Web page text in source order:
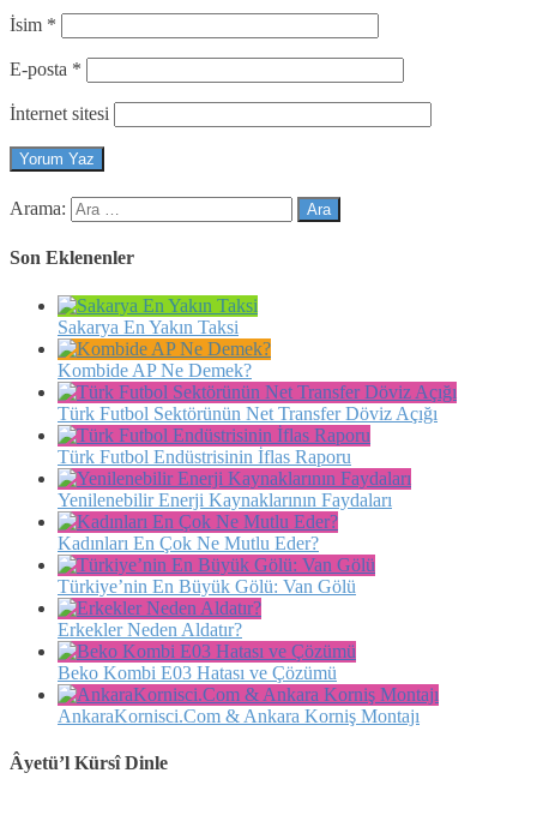
İsim *
E-posta *
İnternet sitesi
Arama:
Son Eklenenler
Sakarya En Yakın Taksi
Kombide AP Ne Demek?
Türk Futbol Sektörünün Net Transfer Döviz Açığı
Türk Futbol Endüstrisinin İflas Raporu
Yenilenebilir Enerji Kaynaklarının Faydaları
Kadınları En Çok Ne Mutlu Eder?
Türkiye’nin En Büyük Gölü: Van Gölü
Erkekler Neden Aldatır?
Beko Kombi E03 Hatası ve Çözümü
AnkaraKornisci.Com & Ankara Korniş Montajı
Âyetü’l Kürsî Dinle